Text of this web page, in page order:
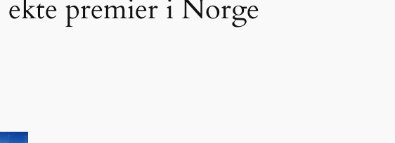
premier i Norge